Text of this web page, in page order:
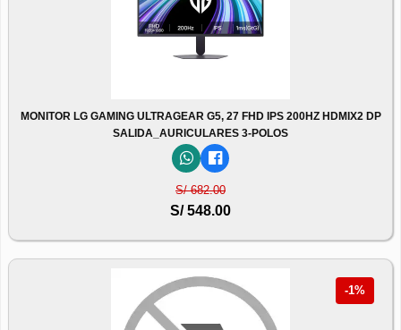
MONITOR LG GAMING ULTRAGEAR G5, 27 FHD IPS 200HZ HDMIX2 DP
SALIDA_AURICULARES 3-POLOS
S/ 682.00
S/ 548.00
-1%